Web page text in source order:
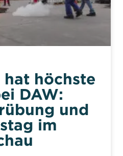
höchste
DAW:
und
im